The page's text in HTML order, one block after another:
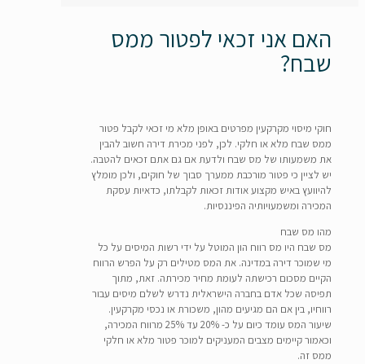
האם אני זכאי לפטור ממס
שבח?
חוקי מיסוי מקרקעין מפרטים באופן מלא מי זכאי לקבל פטור
ממס שבח מלא או חלקי. לכן, לפני מכירת דירה חשוב להבין
את משמעותו של מס שבח ולדעת אם גם אתם זכאים להטבה.
יש לציין כי פטור מורכבת ממערך סבוך של חוקים, ולכן מומלץ
להיוועץ באיש מקצוע אודות זכאות לקבלתו, כדאיות עסקת
המכירה ומשמעויותיה הפיננסיות.
מהו מס שבח
מס שבח היו מס רווח הון המוטל על ידי רשות המיסים על כל
מי שמוכר דירה במדינה. את המס מטילים רק על הפרש הרווח
הקיים מסכום רכישתה לעומת מחיר מכירתה. זאת, מתוך
תפיסה שכל אדם בחברה הישראלית נדרש לשלם מיסים עבור
רווחיו, בין אם הם מגיעים מהון, משכורת או נכסי מקרקעין.
שיעור המס עומד כיום על כ- 20% עד 25% מרווח המכירה,
וכאמור קיימים מצבים המעניקים למוכר פטור מלא או חלקי
ממס זה.